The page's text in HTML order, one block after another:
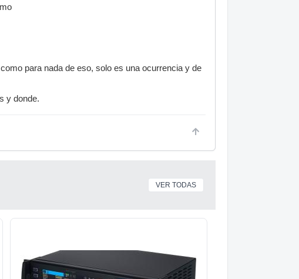
para nada de eso, solo es una ocurrencia y de
y donde.
VER TODAS